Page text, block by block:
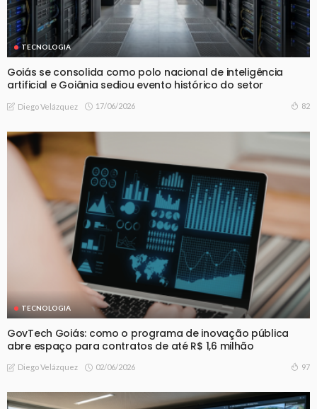
TECNOLOGIA
Goiás se consolida como polo nacional de inteligência
artificial e Goiânia sediou evento histórico do setor
Diego Velázquez 17/06/2026 82
TECNOLOGIA
GovTech Goiás: como o programa de inovação pública
abre espaço para contratos de até R$ 1,6 milhão
Diego Velázquez 02/06/2026 97